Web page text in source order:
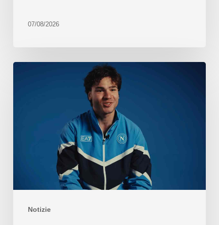
07/08/2026
Notizie